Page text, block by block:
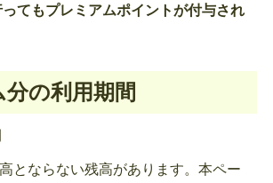
てもプレミアムポイントが付与され
の利用期間
とならない残高があります。本ペー